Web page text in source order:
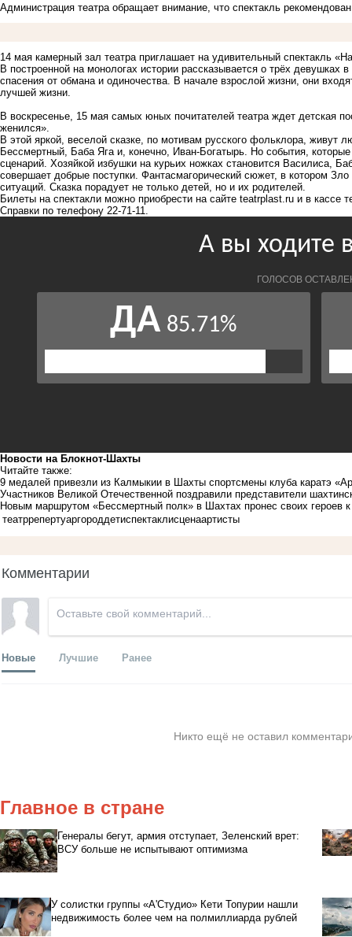
Администрация театра обращает внимание, что спектакль
14 мая камерный зал театра приглашает на удивительный спектакль
В построенной на монологах истории рассказывается о трёх
спасения от обмана и одиночества. В начале взрослой жизни, они
лучшей жизни.
В воскресенье, 15 мая самых юных почитателей театра ждет детская
женился».
В этой яркой, веселой сказке, по мотивам русского фольклора,
Бессмертный, Баба Яга и, конечно, Иван-Богатырь. Но события,
сценарий. Хозяйкой избушки на курьих ножках становится Василиса,
совершает добрые поступки. Фантасмагорический сюжет, в котором
ситуаций. Сказка порадует не только детей, но и их родителей.
Билеты на спектакли можно приобрести на сайте teatrplast.ru и в кассе
Справки по телефону 22-71-11.
Новости на Блoкнoт-Шахты
Читайте также:
9 медалей привезли из Калмыкии в Шахты спортсмены клуба каратэ
Участников Великой Отечественной поздравили представители
Новым маршрутом «Бессмертный полк» в Шахтах пронес своих героев
театррепертуаргороддетиспектаклисценаартисты
Комментарии
Новые Лучшие Ранее
Никто ещё не оставил
Главное в стране
Генералы бегут, армия отступает, Зеленский врет:
ВСУ больше не испытывают оптимизма
У солистки группы «А'Студио» Кети Топурии нашли
недвижимость более чем на полмиллиарда рублей